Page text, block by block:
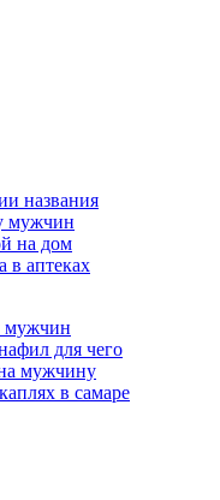
названия
мужчин
на дом
в аптеках
мужчин
для чего
на мужчину
в самаре